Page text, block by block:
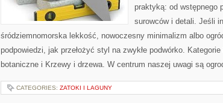
praktyką: od wstępnego
surowców i detali. Jeśli
śródziemnomorska lekkość, nowoczesny minimalizm albo
podpowiedzi, jak przełożyć styl na zwykłe podwórko.
botaniczne i Krzewy i drzewa. W centrum naszej uwagi są
CATEGORIES: ZATOKI I LAGUNY